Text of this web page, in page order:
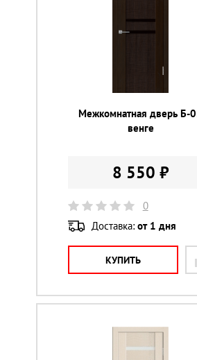
Межкомнатная дверь Б-
венге
8 550 ₽
0
Доставка: от 1 дня
КУПИТЬ